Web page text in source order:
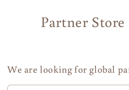
Partner
We are looking for global